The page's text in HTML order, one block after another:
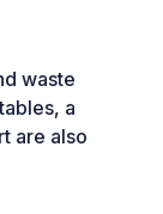
waste
a
are also